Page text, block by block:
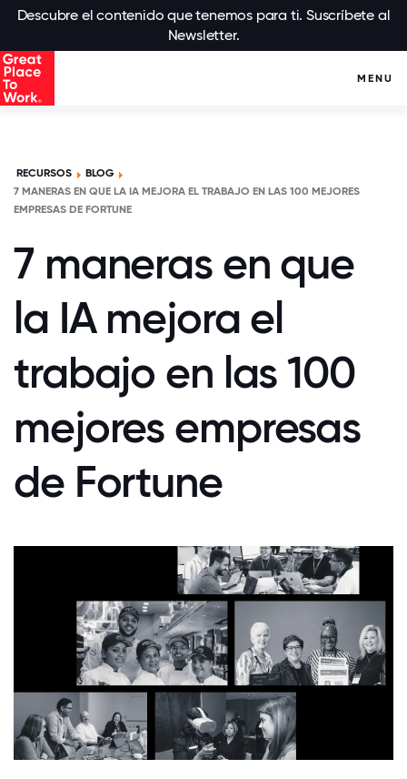
Descubre el contenido que tenemos para ti. Suscríbete al
Newsletter.
MENU
RECURSOS
BLOG
7 MANERAS EN QUE LA IA MEJORA EL TRABAJO EN LAS 100 MEJORES
EMPRESAS DE FORTUNE
7 maneras en que
la IA mejora el
trabajo en las 100
mejores empresas
de Fortune